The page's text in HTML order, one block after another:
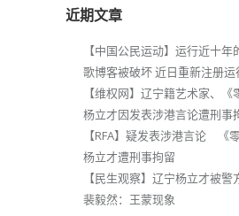
近期文章
【中国公民运动】运行近十
歌博客被破坏 近日重新注册运
【维权网】辽宁籍艺术家、
杨立才因发表涉港言论遭刑事
【RFA】疑发表涉港言论 《
杨立才遭刑事拘留
【民生观察】辽宁杨立才被警
裴毅然：王蒙现象